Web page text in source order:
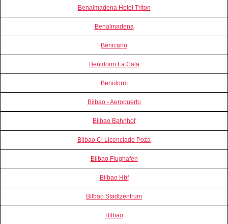
Benalmadena Hotel Triton
Benalmadena
Benicarlo
Benidorm La Cala
Benidorm
Bilbao - Aeropuerto
Bilbao Bahnhof
Bilbao Cl Licenciado Poza
Bilbao Flughafen
Bilbao Hbf
Bilbao Stadtzentrum
Bilbao